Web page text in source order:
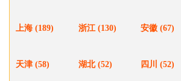
上海 (189) 浙江 (130) 安徽 (67)
天津 (58) 湖北 (52) 四川 (52)